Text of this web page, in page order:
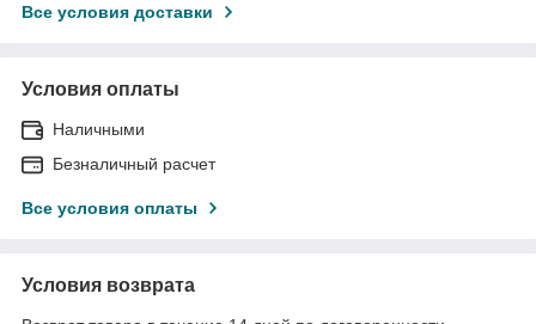
Все условия доставки
Условия оплаты
Наличными
Безналичный расчет
Все условия оплаты
Условия возврата